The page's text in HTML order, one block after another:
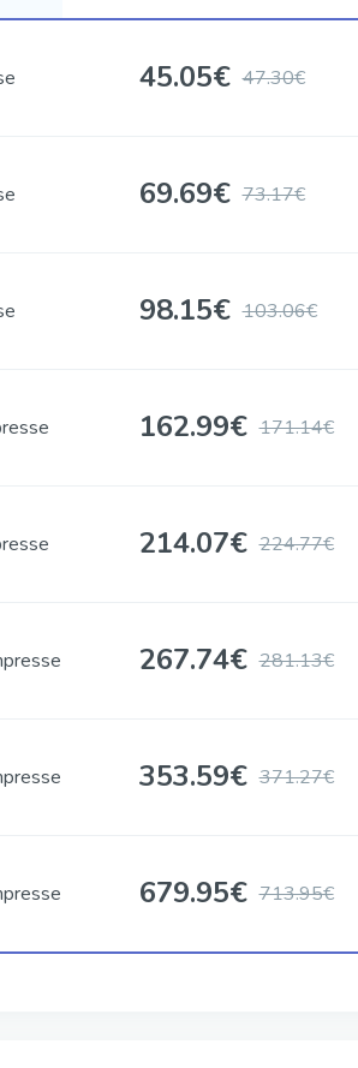
45.05€ 47.30€
69.69€ 73.17€
98.15€ 103.06€
162.99€ 171.14€
214.07€ 224.77€
267.74€ 281.13€
353.59€ 371.27€
679.95€ 713.95€